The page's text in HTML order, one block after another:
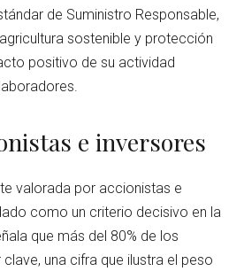
de Suministro Responsable,
sostenible y protección
positivo de su actividad
e inversores
valorada por accionistas e
como un criterio decisivo en la
que más del 80% de los
una cifra que ilustra el peso